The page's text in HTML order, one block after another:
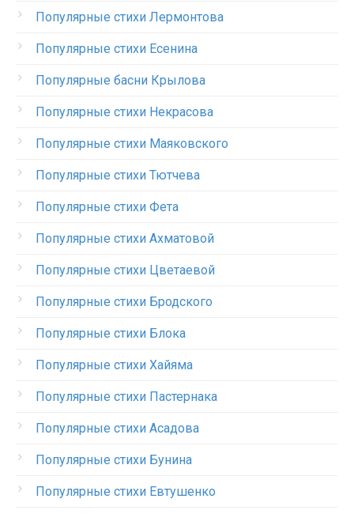
Популярные стихи Лермонтова
Популярные стихи Есенина
Популярные басни Крылова
Популярные стихи Некрасова
Популярные стихи Маяковского
Популярные стихи Тютчева
Популярные стихи Фета
Популярные стихи Ахматовой
Популярные стихи Цветаевой
Популярные стихи Бродского
Популярные стихи Блока
Популярные стихи Хайяма
Популярные стихи Пастернака
Популярные стихи Асадова
Популярные стихи Бунина
Популярные стихи Евтушенко